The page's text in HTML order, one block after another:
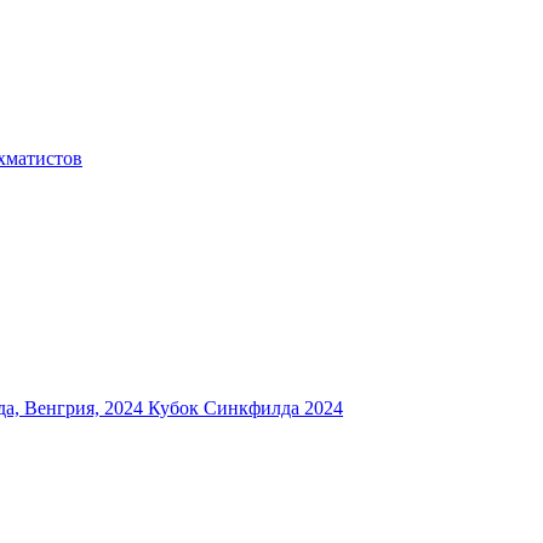
Венгрия, 2024 Кубок Синкфилда 2024